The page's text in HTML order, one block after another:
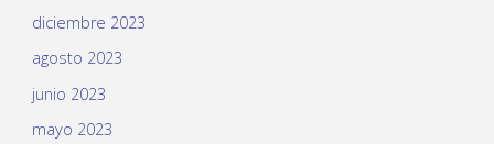
diciembre 2023
agosto 2023
junio 2023
mayo 2023